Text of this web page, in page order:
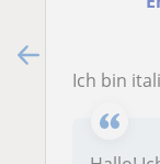
Ich bin italienische